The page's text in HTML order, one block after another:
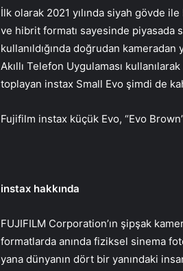
İlk olarak 2021 yılında siyah gövde
ve hibrit formatı sayesinde piyasada
kullanıldığında doğrudan
Akıllı Telefon Uygulaması
toplayan instax Small Evo şimdi de
Fujifilm instax küçük Evo, “Evo
instax hakkında
FUJIFILM Corporation’ın şipşak
formatlarda anında fiziksel sinema
yana dünyanın dört bir yanındaki